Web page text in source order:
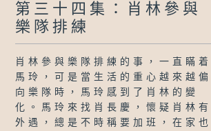
第三十四集：肖林參與
樂隊排練
肖林參與樂隊排練的事，一直瞞着
馬玲，可是當生活的重心越來越偏
向樂隊時，馬玲感到了肖林的變
化。馬玲來找肖長慶，懷疑肖林有
外遇，總是不時稱要加班，在家也